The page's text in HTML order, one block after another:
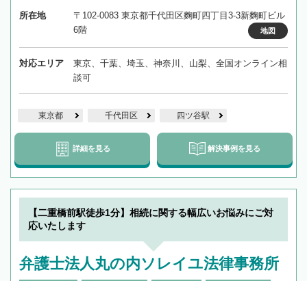
所在地
〒102-0083 東京都千代田区麴町四丁目3-3新麴町ビル
6階
地図
対応エリア
東京、千葉、埼玉、神奈川、山梨、全国オンライン相
談可
東京都 千代田区 四ツ谷駅
詳細を見る 解決事例を見る
【二重橋前駅徒歩1分】相続に関する幅広いお悩みにご対
応いたします
弁護士法人丸の内ソレイユ法律事務所